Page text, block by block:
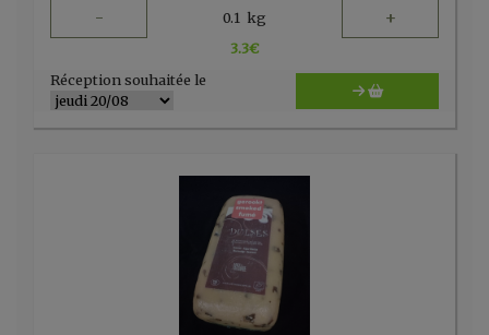
- 0.1 kg +
3.3€
Réception souhaitée le